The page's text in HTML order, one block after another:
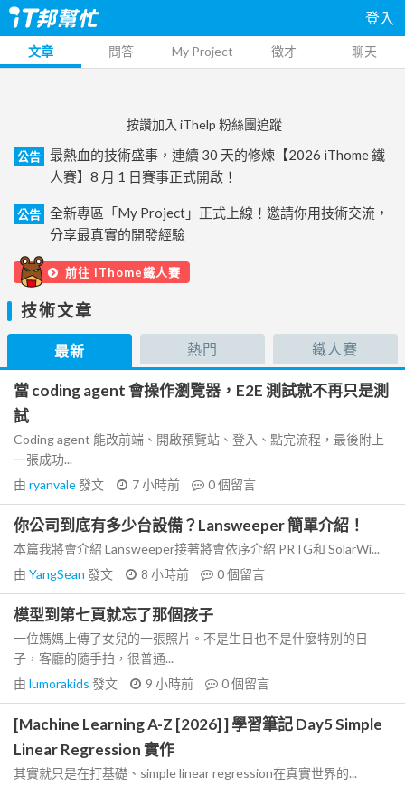
登入
文章 問答 My Project 徵才 聊天
按讚加入 iThelp 粉絲團追蹤
公告
最熱血的技術盛事，連續 30 天的修煉【2026 iThome 鐵
人賽】8 月 1 日賽事正式開啟！
公告
全新專區「My Project」正式上線！邀請你用技術交流，
分享最真實的開發經驗
前往 iThome鐵人賽
技術文章
最新 熱門 鐵人賽
當 coding agent 會操作瀏覽器，E2E 測試就不再只是測
試
Coding agent 能改前端、開啟預覽站、登入、點完流程，最後附上
一張成功...
由 ryanvale發文 7 小時前 0個留言
你公司到底有多少台設備？Lansweeper 簡單介紹！
本篇我將會介紹 Lansweeper接著將會依序介紹 PRTG和 SolarWi...
由 YangSean 發文 8 小時前 0個留言
模型到第七頁就忘了那個孩子
一位媽媽上傳了女兒的一張照片。不是生日也不是什麼特別的日
子，客廳的隨手拍，很普通...
由 lumorakids 發文 9 小時前 0個留言
[Machine Learning A-Z [2026] ] 學習筆記 Day5 Simple
Linear Regression 實作
其實就只是在打基礎、simple linear regression在真實世界的...